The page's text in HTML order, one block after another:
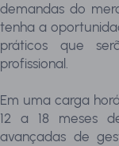
demandas do
tenha a
práticos que
profissional.
Em uma carga
12 a 18 meses
avançadas de